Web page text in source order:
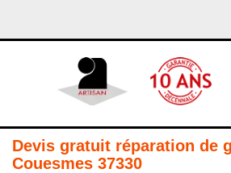
Devis gratuit réparation de
Couesmes 37330